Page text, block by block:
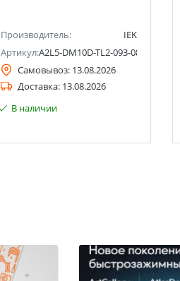
Производитель:
IEK
Артикул:A2L5-DM10D-TL2-093-08
Самовывоз: 13.08.2026
Доставка: 13.08.2026
В наличии